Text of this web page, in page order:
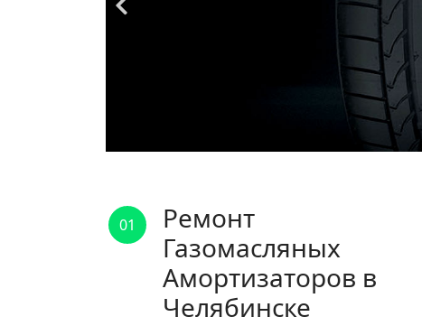
01
Ремонт
Газомасляных
Амортизаторов в
Челябинске